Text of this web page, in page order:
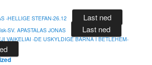
-HELLIGE STEFAN-26.12 Last ned
SV. APASTALAS JONAS Last ned
VAIKELIAI -DE USKYLDIGE BARNA I BETLEHEM-